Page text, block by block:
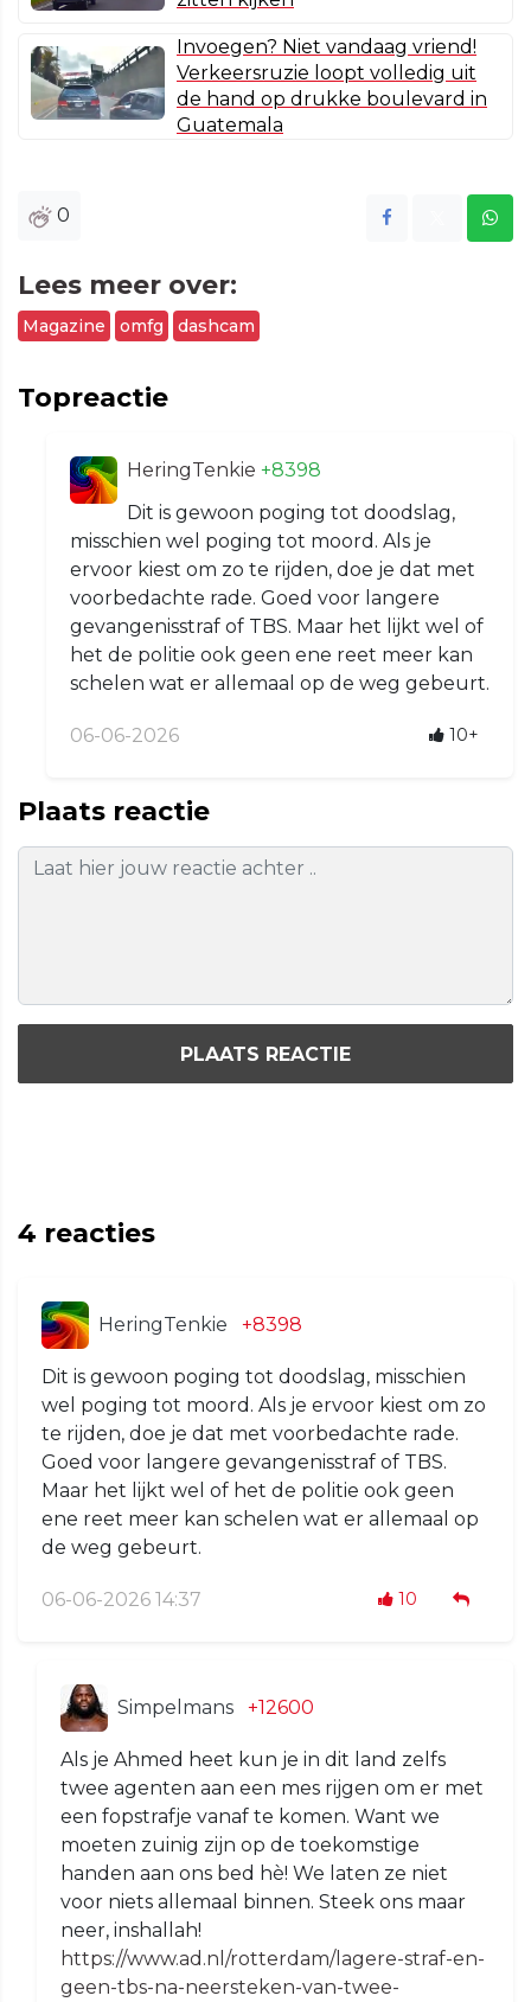
Invoegen? Niet vandaag vriend!
Verkeersruzie loopt volledig uit
de hand op drukke boulevard in
Guatemala
0
Lees meer over:
Magazine omfg dashcam
Topreactie
HeringTenkie +8398
Dit is gewoon poging tot doodslag,
misschien wel poging tot moord. Als je
ervoor kiest om zo te rijden, doe je dat met
voorbedachte rade. Goed voor langere
gevangenisstraf of TBS. Maar het lijkt wel of
het de politie ook geen ene reet meer kan
schelen wat er allemaal op de weg gebeurt.
06-06-2026 10+
Plaats reactie
PLAATS REACTIE
4 reacties
HeringTenkie +8398
Dit is gewoon poging tot doodslag, misschien
wel poging tot moord. Als je ervoor kiest om zo
te rijden, doe je dat met voorbedachte rade.
Goed voor langere gevangenisstraf of TBS.
Maar het lijkt wel of het de politie ook geen
ene reet meer kan schelen wat er allemaal op
de weg gebeurt.
06-06-2026 14:37 10
Simpelmans +12600
Als je Ahmed heet kun je in dit land zelfs
twee agenten aan een mes rijgen om er met
een fopstrafje vanaf te komen. Want we
moeten zuinig zijn op de toekomstige
handen aan ons bed hè! We laten ze niet
voor niets allemaal binnen. Steek ons maar
neer, inshallah!
https://www.ad.nl/rotterdam/lagere-straf-en-
geen-tbs-na-neersteken-van-twee-